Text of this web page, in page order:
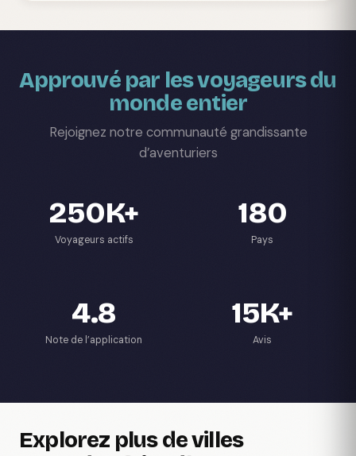
Approuvé par les voyageurs du
monde entier
Rejoignez notre communauté grandissante
d’aventuriers
250K+
Voyageurs actifs
180
Pays
4.8
Note de l’application
15K+
Avis
Explorez plus de villes